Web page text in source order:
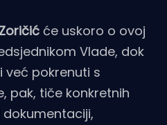
će uskoro o ovoj
Vlade, dok
već pokrenuti s
pak, tiče konkretnih